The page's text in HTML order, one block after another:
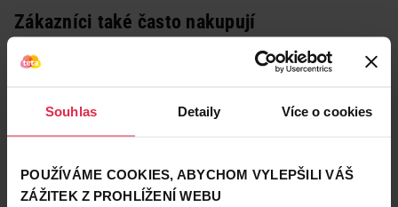
Souhlas Detaily Více o cookies
POUŽÍVÁME COOKIES, ABYCHOM VYLEPŠILI VÁŠ
ZÁŽITEK Z PROHLÍŽENÍ WEBU
Zákazníci také často nakupují